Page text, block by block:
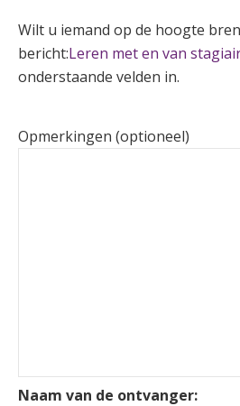
Wilt u iemand op de hoogte
bericht:Leren met en van
onderstaande velden in.
Opmerkingen (optioneel)
Naam van de ontvanger: